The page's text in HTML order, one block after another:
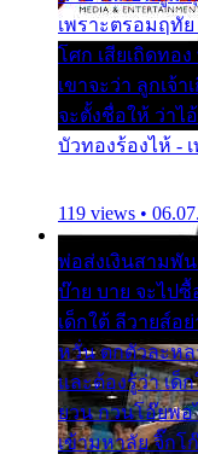
เพราะตรอมฤทั
โศก เสียเถิดทอ
เขาจะว่า ลูกเจ้
จะตั้งชื่อให้ ว่าไ
บัวทองร้องไห้ -
119 views •
พ่อส่งเงินสามพั
บ๊าย บาย จะไปซื้
เด็กใต้ ลีวายส์อ
หวั่น ตกตัวละหล
และต้องรู้ว่า เด็
ยวน กวนโอ๊ยพอ
เข้ามหาลัย จิ๊กโ